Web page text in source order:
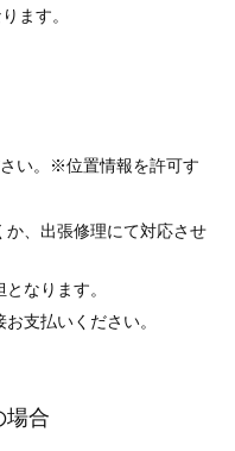
ます。
い。※位置情報を許可す
、出張修理にて対応させ
なります。
支払いください。
場合